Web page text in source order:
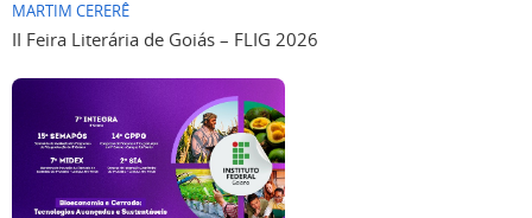
MARTIM CERERÊ
II Feira Literária de Goiás – FLIG 2026